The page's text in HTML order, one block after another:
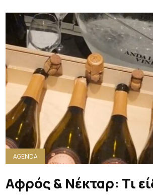
AGENDA
Αφρός & Νέκταρ: Τι